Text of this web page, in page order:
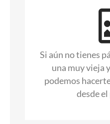
Si aún no tienes
una muy vieja
podemos
desde